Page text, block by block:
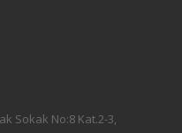
Sokak No:8 Kat.2-3,